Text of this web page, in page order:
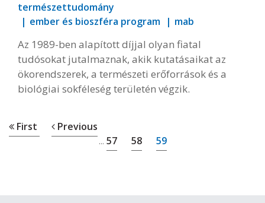
természettudomány
ember és bioszféra program
mab
Az 1989-ben alapított díjjal olyan fiatal
tudósokat jutalmaznak, akik kutatásaikat az
ökorendszerek, a természeti erőforrások és a
biológiai sokféleség területén végzik.
First Previous
... 57 58 59